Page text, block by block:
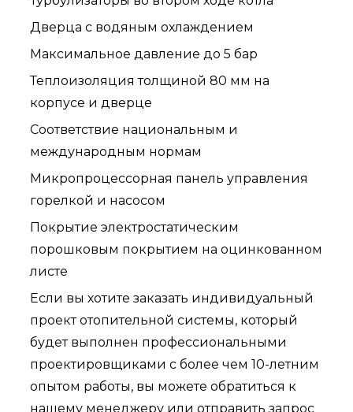
Дверца с водяным охлаждением
Максимальное давление до 5 бар
Теплоизоляция толщиной 80 мм на
корпусе и дверце
Соответствие национальным и
международным нормам
Микропроцессорная панель управления
горелкой и насосом
Покрытие электростатическим
порошковым покрытием на оцинкованном
листе
Если вы хотите заказать индивидуальный
проект отопительной системы, который
будет выполнен профессиональными
проектировщиками с более чем 10-летним
опытом работы, вы можете обратиться к
нашему менеджеру или отправить запрос